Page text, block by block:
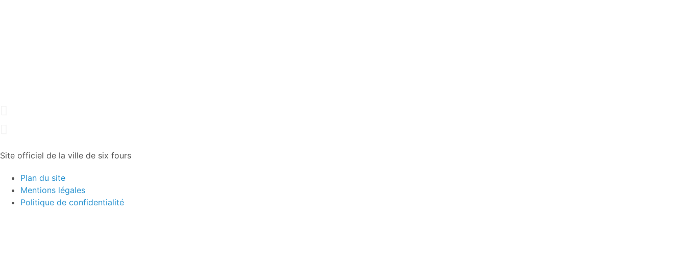
Site officiel de la ville de six fours
Plan du site
Mentions légales
Politique de confidentialité